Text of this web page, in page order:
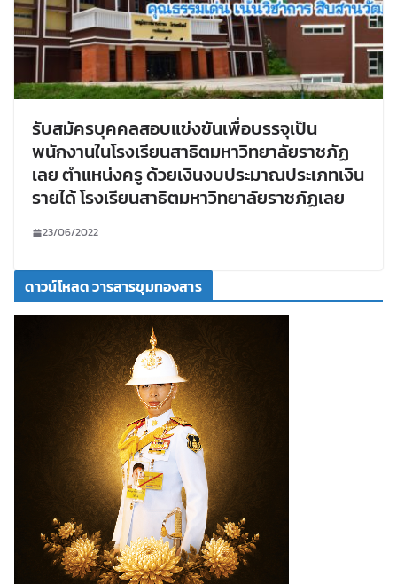
รับสมัครบุคคลสอบแข่งขันเพื่อบรรจุเป็น
พนักงานในโรงเรียนสาธิตมหาวิทยาลัยราชภัฏ
เลย ตำแหน่งครู ด้วยเงินงบประมาณประเภทเงิน
รายได้ โรงเรียนสาธิตมหาวิทยาลัยราชภัฏเลย
23/06/2022
ดาวน์โหลด วารสารขุมทองสาร